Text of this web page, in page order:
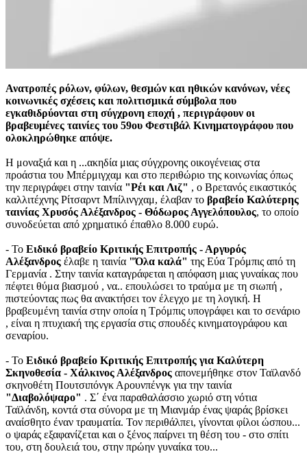
Ανατροπές ρόλων, φύλων, θεσμών και ηθικών κανόνων, νέες
κοινωνικές σχέσεις και πολιτισμικά σύμβολα που
εγκαθιδρύονται στη σύγχρονη εποχή , περιγράφουν οι
βραβευμένες ταινίες του 59ου Φεστιβάλ Κινηματογράφου που
ολοκληρώθηκε απόψε.
Η μοναξιά και η ...ακηδία μιας σύγχρονης οικογένειας στα
προάστια του Μπέρμιγχαμ και στο περιθώριο της κοινωνίας όπως
την περιγράφει στην ταινία "Ρέι και Λιζ" , ο Βρετανός εικαστικός
καλλιτέχνης Ρίτσαρντ Μπίλινγχαμ, έλαβαν το βραβείο Καλύτερης
ταινίας Χρυσός Αλέξανδρος - Θόδωρος Αγγελόπουλος, το οποίο
συνοδεύεται από χρηματικό έπαθλο 8.000 ευρώ.
- Το Ειδικό βραβείο Κριτικής Επιτροπής - Αργυρός
Αλέξανδρος έλαβε η ταινία "Όλα καλά" της Εύα Τρόμπις από τη
Γερμανία . Στην ταινία καταγράφεται η απόφαση μιας γυναίκας που
πέφτει θύμα βιασμού , να.. επουλώσει το τραύμα με τη σιωπή ,
πιστεύοντας πως θα ανακτήσει τον έλεγχο με τη λογική. Η
βραβευμένη ταινία στην οποία η Τρόμπις υπογράφει και το σενάριο
, είναι η πτυχιακή της εργασία στις σπουδές κινηματογράφου και
σεναρίου.
- Το Ειδικό βραβείο Κριτικής Επιτροπής για Καλύτερη
Σκηνοθεσία - Χάλκινος Αλέξανδρος απονεμήθηκε στον Ταϊλανδό
σκηνοθέτη Πουτσιπόνγκ Αρουνπένγκ για την ταινία
"Διαβολόψαρο" . Σ΄ ένα παραθαλάσσιο χωριό στη νότια
Ταϊλάνδη, κοντά στα σύνορα με τη Μιανμάρ ένας ψαράς βρίσκει
αναίσθητο έναν τραυματία. Τον περιθάλπει, γίνονται φίλοι ώσπου...
ο ψαράς εξαφανίζεται και ο ξένος παίρνει τη θέση του - στο σπίτι
του, στη δουλειά του, στην πρώην γυναίκα του...